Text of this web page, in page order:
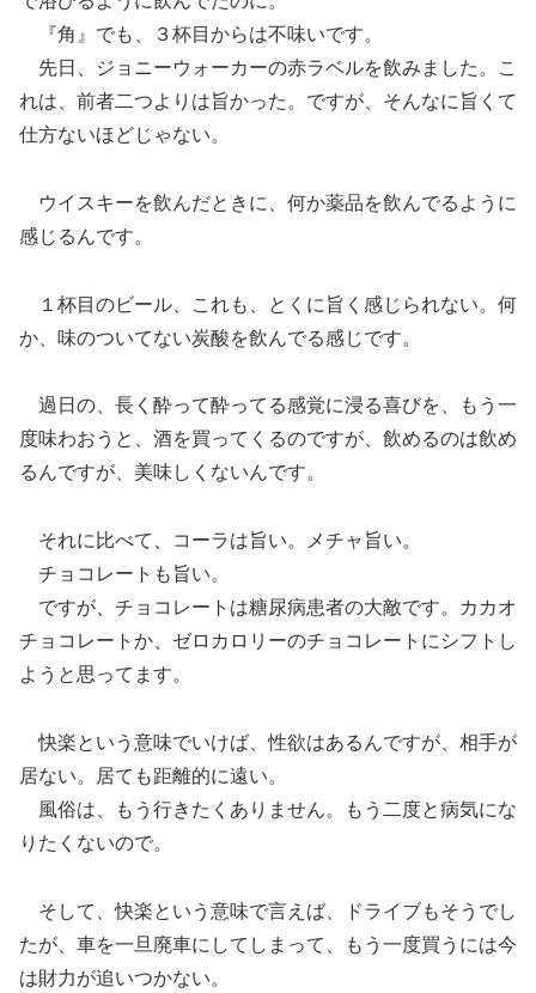
『角』でも、３杯目からは不味いです。
先日、ジョニーウォーカーの赤ラベルを飲みました。こ
れは、前者二つよりは旨かった。ですが、そんなに旨くて
仕方ないほどじゃない。
ウイスキーを飲んだときに、何か薬品を飲んでるように
感じるんです。
１杯目のビール、これも、とくに旨く感じられない。何
か、味のついてない炭酸を飲んでる感じです。
過日の、長く酔って酔ってる感覚に浸る喜びを、もう一
度味わおうと、酒を買ってくるのですが、飲めるのは飲め
るんですが、美味しくないんです。
それに比べて、コーラは旨い。メチャ旨い。
チョコレートも旨い。
ですが、チョコレートは糖尿病患者の大敵です。カカオ
チョコレートか、ゼロカロリーのチョコレートにシフトし
ようと思ってます。
快楽という意味でいけば、性欲はあるんですが、相手が
居ない。居ても距離的に遠い。
風俗は、もう行きたくありません。もう二度と病気にな
りたくないので。
そして、快楽という意味で言えば、ドライブもそうでし
たが、車を一旦廃車にしてしまって、もう一度買うには今
は財力が追いつかない。